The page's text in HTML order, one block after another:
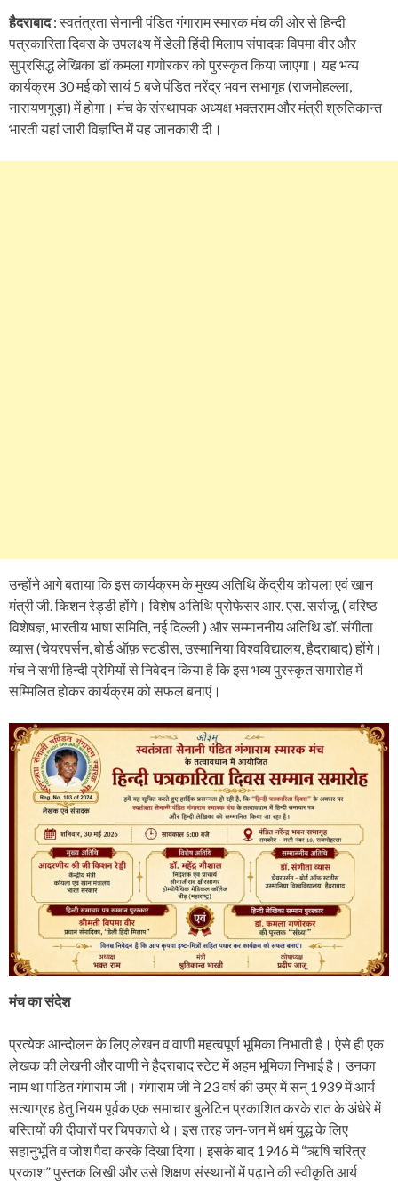
हैदराबाद: स्वतंत्रता सेनानी पंडित गंगाराम स्मारक मंच की ओर से हिन्दी
पत्रकारिता दिवस के उपलक्ष्य में डेली हिंदी मिलाप संपादक विपमा वीर और
सुप्रसिद्ध लेखिका डॉ कमला गणोरकर को पुरस्कृत किया जाएगा। यह भव्य
कार्यक्रम 30 मई को सायं 5 बजे पंडित नरेंद्र भवन सभागृह (राजमोहल्ला,
नारायणगुड़ा) में होगा। मंच के संस्थापक अध्यक्ष भक्तराम और मंत्री श्रुतिकान्त
भारती यहां जारी विज्ञप्ति में यह जानकारी दी।
उन्होंने आगे बताया कि इस कार्यक्रम के मुख्य अतिथि केंद्रीय कोयला एवं खान
मंत्री जी. किशन रेड्डी होंगे। विशेष अतिथि प्रोफेसर आर. एस. सर्राजू, ( वरिष्ठ
विशेषज्ञ, भारतीय भाषा समिति, नई दिल्ली ) और सम्माननीय अतिथि डॉ. संगीता
व्यास (चेयरपर्सन, बोर्ड ऑफ़ स्टडीस, उस्मानिया विश्वविद्यालय, हैदराबाद) होंगे।
मंच ने सभी हिन्दी प्रेमियों से निवेदन किया है कि इस भव्य पुरस्कृत समारोह में
सम्मिलित होकर कार्यक्रम को सफल बनाएं।
मंच का संदेश
प्रत्येक आन्दोलन के लिए लेखन व वाणी महत्वपूर्ण भूमिका निभाती है। ऐसे ही एक
लेखक की लेखनी और वाणी ने हैदराबाद स्टेट में अहम भूमिका निभाई है। उनका
नाम था पंडित गंगाराम जी। गंगाराम जी ने 23 वर्ष की उम्र में सन् 1939 में आर्य
सत्याग्रह हेतु नियम पूर्वक एक समाचार बुलेटिन प्रकाशित करके रात के अंधेरे में
बस्तियों की दीवारों पर चिपकाते थे। इस तरह जन-जन में धर्म युद्ध के लिए
सहानुभूति व जोश पैदा करके दिखा दिया। इसके बाद 1946 में “ऋषि चरित्र
प्रकाश” पुस्तक लिखी और उसे शिक्षण संस्थानों में पढ़ाने की स्वीकृति आर्य